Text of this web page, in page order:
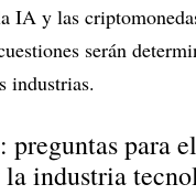
IA y las
serán
industrias.
para
la industria